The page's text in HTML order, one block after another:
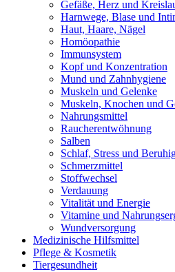
Gefäße, Herz und
Harnwege, Blase und
Haut, Haare, Nägel
Homöopathie
Immunsystem
Kopf und Konzentration
Mund und Zahnhygiene
Muskeln und Gelenke
Muskeln, Knochen und
Nahrungsmittel
Raucherentwöhnung
Salben
Schlaf, Stress und
Schmerzmittel
Stoffwechsel
Verdauung
Vitalität und Energie
Vitamine und
Wundversorgung
Medizinische Hilfsmittel
Pflege & Kosmetik
Tiergesundheit